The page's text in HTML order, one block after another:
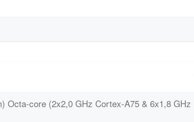
Octa-core (2x2,0 GHz Cortex-A75 & 6x1,8 GHz